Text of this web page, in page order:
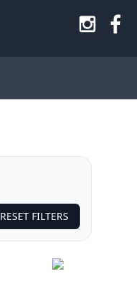
RESET FILTERS